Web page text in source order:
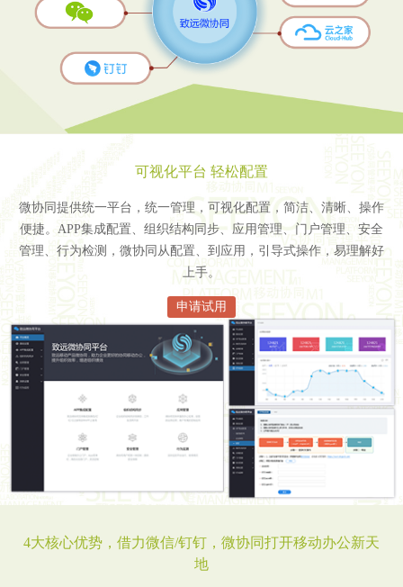
可视化平台 轻松配置
微协同提供统一平台，统一管理，可视化配置，简洁、清晰、操作
便捷。APP集成配置、组织结构同步、应用管理、门户管理、安全
管理、行为检测，微协同从配置、到应用，引导式操作，易理解好
上手。
申请试用
4大核心优势，借力微信/钉钉，微协同打开移动办公新天
地